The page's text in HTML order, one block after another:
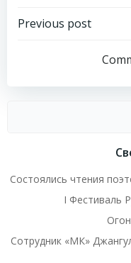
Previous post
Состоялись чтения
I Фестиваль
Сотрудник «МК»